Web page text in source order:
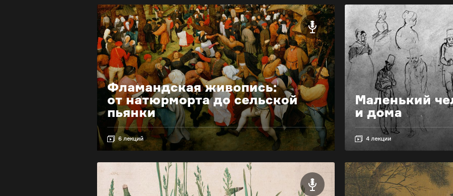
Фламандская живопись:
от натюрморта до сельской
пьянки
6 лекций
Маленький
и дома
4 лекции